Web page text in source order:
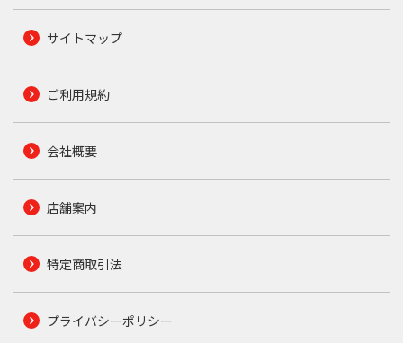
サイトマップ
ご利用規約
会社概要
店舗案内
特定商取引法
プライバシーポリシー